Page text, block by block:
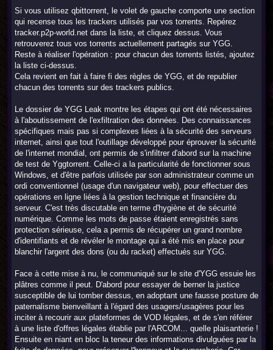
Si vous utilisez qbittorrent, le volet de gauche comporte une section
qui recense tous les trackers utilisés par vos torrents. Repérez
tracker.p2p-world.net dans la liste, et cliquez dessus. Vous
retrouverez tous vos torrents actuellement partagés sur YGG.
Reste à réaliser l'opération : pour chacun des torrents listés, ajoutez
la liste ci-dessus.
Cela revient en fait à faire fi des règles de YGG, et de republier
chacun des torrents sur des trackers publics.
Le dossier de YGG Leak montre les étapes qui ont été nécessaires
à l'aboutissement de l'exfiltration des données. Des connaissances
spécifiques mais pas si complexes liées à la sécurité des serveurs
internet, ainsi que tout l'outillage développé pour éprouver la sécurité
de l'internet mondial, ont permis de s'infiltrer d'abord sur la machine
de test de Yggtorrent. Celle-ci a la particularité de fonctionner sous
Windows, et d'être parfois utilisée par son administrateur comme un
ordi conventionnel (usage d'un navigateur web), pour effectuer des
opérations en ligne liées à la gestion technique et financière du
serveur. C'est très discutable en terme d'hygiène et de sécurité
numérique. Comme les mots de passe étaient enregistrés sans
protection sérieuse, cela a permis de récupérer un grand nombre
d'identifiants et de révéler le montage qui a été mis en place pour
blanchir l'argent des dons (ou du racket) effectués sur YGG.
Face à cette mise à nu, le communiqué sur le site d'YGG essuie les
plâtres comme il peut. D'abord pour essayer de berner la justice
susceptible de lui tomber dessus, en adoptant une fausse posture de
paternalisme bienveillant à l'égard des usagers/usagères pour les
inciter à recourir aux plateformes de VOD légales, et de s'en référer
à une liste d'offres légales établie par l'ARCOM... quelle plaisanterie !
Ensuite en niant en bloc la teneur des informations divulguées par la